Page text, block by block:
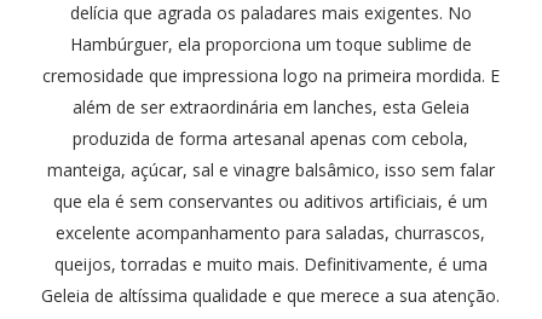
delícia que agrada os paladares mais exigentes. No
Hambúrguer, ela proporciona um toque sublime de
cremosidade que impressiona logo na primeira mordida. E
além de ser extraordinária em lanches, esta Geleia
produzida de forma artesanal apenas com cebola,
manteiga, açúcar, sal e vinagre balsâmico, isso sem falar
que ela é sem conservantes ou aditivos artificiais, é um
excelente acompanhamento para saladas, churrascos,
queijos, torradas e muito mais. Definitivamente, é uma
Geleia de altíssima qualidade e que merece a sua atenção.